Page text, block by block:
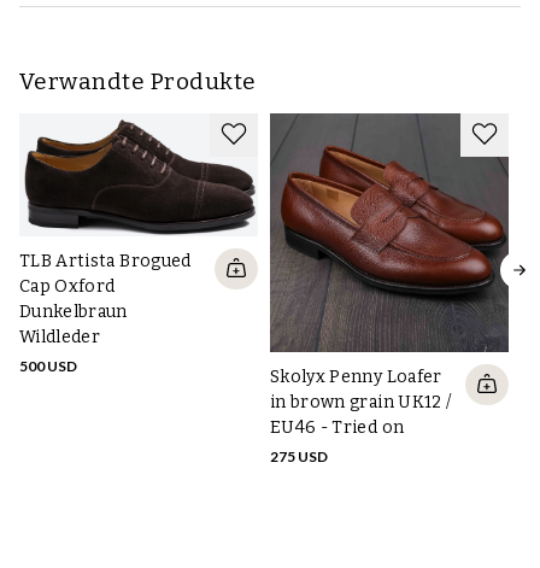
Verwandte Produkte
TLB Artista Brogued
Cap Oxford
Dunkelbraun
Wildleder
500 USD
Skolyx Penny Loafer
in brown grain UK12 /
EU46 - Tried on
275 USD